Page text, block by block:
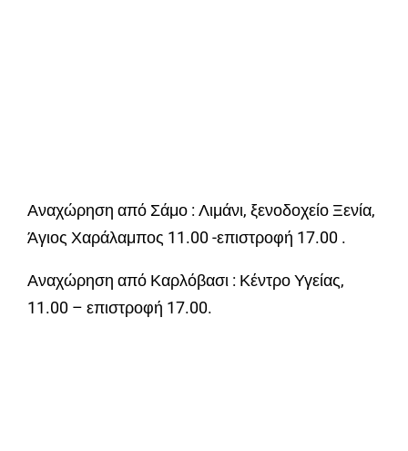
Αναχώρηση από Σάμο : Λιμάνι, ξενοδοχείο Ξενία,
Άγιος Χαράλαμπος 11.00 -επιστροφή 17.00 .
Αναχώρηση από Καρλόβασι : Κέντρο Υγείας,
11.00 – επιστροφή 17.00.